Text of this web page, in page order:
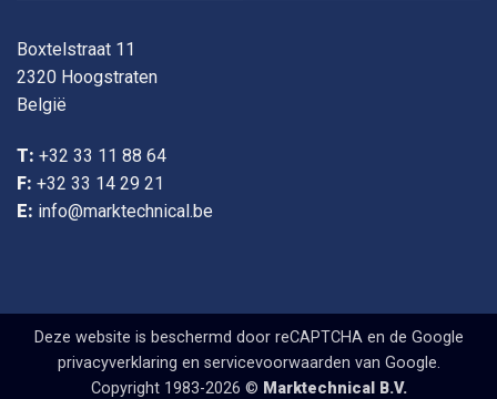
Boxtelstraat 11
2320 Hoogstraten
België
T: +32 33 11 88 64
F: +32 33 14 29 21
E: info@marktechnical.be
Deze website is beschermd door reCAPTCHA en de Google
privacyverklaring en servicevoorwaarden van Google.
Copyright 1983-2026 © Marktechnical B.V.